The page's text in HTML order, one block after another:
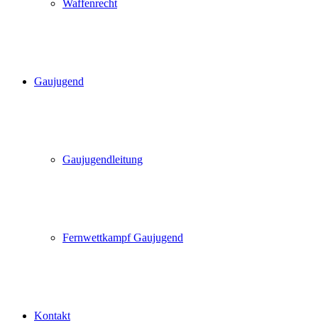
Waffenrecht
Gaujugend
Gaujugendleitung
Fernwettkampf Gaujugend
Kontakt